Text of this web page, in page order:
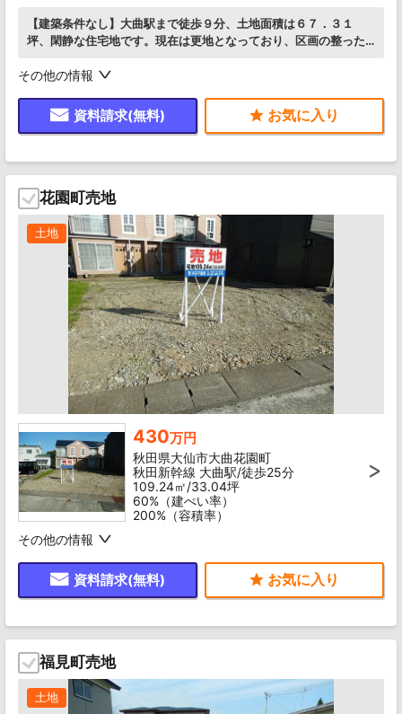
【建築条件なし】大曲駅まで徒歩９分、土地面積は６７．３１
坪、閑静な住宅地です。現在は更地となっており、区画の整った
その他の情報
資料請求(無料)
花園町売地
土地
430万円
秋田県大仙市大曲花園町
秋田新幹線 大曲駅/徒歩25分
109.24㎡/33.04坪
60%（建ぺい率）
200%（容積率）
その他の情報
資料請求(無料)
福見町売地
土地